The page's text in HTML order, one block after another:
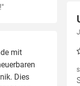
mit
Dies